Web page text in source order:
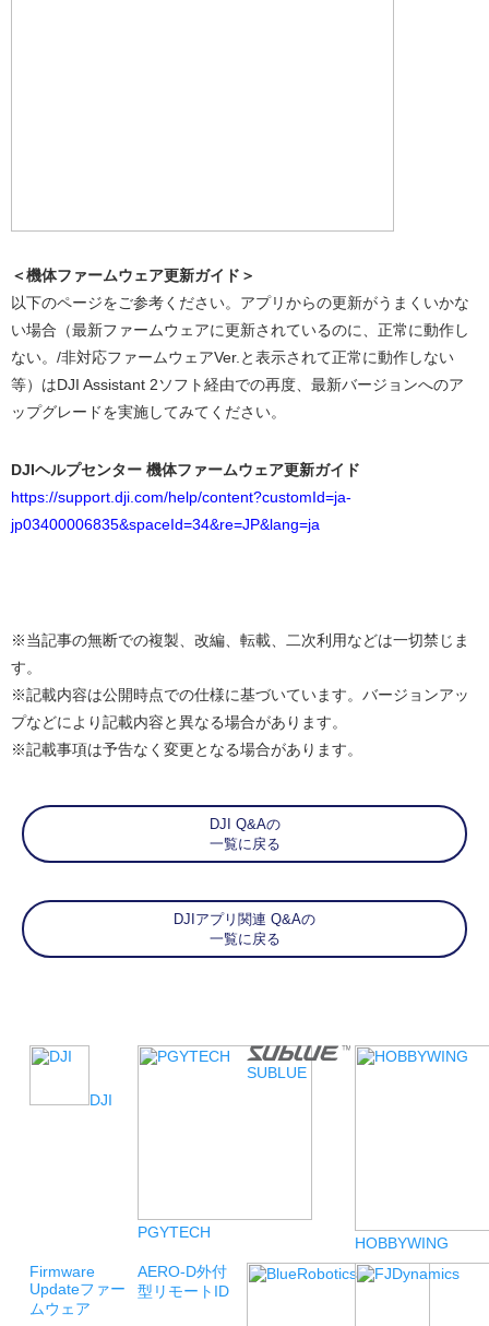
＜機体ファームウェア更新ガイド＞
以下のページをご参考ください。アプリからの更新がうまくいかな
い場合（最新ファームウェアに更新されているのに、正常に動作し
ない。/非対応ファームウェアVer.と表示されて正常に動作しない
等）はDJI Assistant 2ソフト経由での再度、最新バージョンへのア
ップグレードを実施してみてください。
DJIヘルプセンター 機体ファームウェア更新ガイド
https://support.dji.com/help/content?customId=ja-
jp03400006835&spaceId=34&re=JP&lang=ja
※当記事の無断での複製、改編、転載、二次利用などは一切禁じま
す。
※記載内容は公開時点での仕様に基づいています。バージョンアッ
プなどにより記載内容と異なる場合があります。
※記載事項は予告なく変更となる場合があります。
DJI Q&Aの
一覧に戻る
DJIアプリ関連 Q&Aの
一覧に戻る
DJI
PGYTECH
SUBLUE
HOBBYWING
Firmware
Updateファー
ムウェア
AERO-D外付
型リモートID